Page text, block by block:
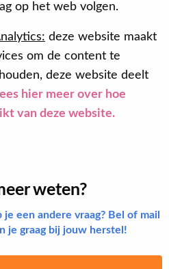
op het web volgen.
deze website maakt
om de content te
deze website deelt
hier meer over hoe
van deze website.
weten?
je een andere vraag? Bel of mail
je graag bij jouw herstel!